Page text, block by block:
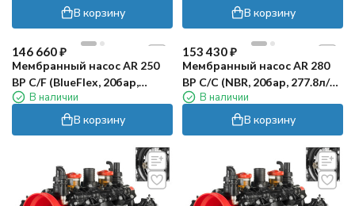
В корзину В корзину
146 660₽
Мембранный насос AR 250
BP C/F (BlueFlex, 20бар,
254.4л/мин, ВОМ 1"⅜-полый
вал 25мм)
В наличии
В корзину
153 430₽
Мембранный насос AR 280
BP C/С (NBR, 20бар, 277.8л/
мин, ВОМ 1"⅜)
В наличии
В корзину